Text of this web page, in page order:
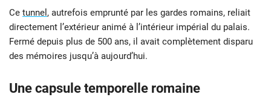
Ce tunnel , autrefois emprunté par les gardes romains, reliait
directement l’extérieur animé à l’intérieur impérial du palais.
Fermé depuis plus de 500 ans, il avait complètement disparu
des mémoires jusqu’à aujourd’hui.
Une capsule temporelle romaine